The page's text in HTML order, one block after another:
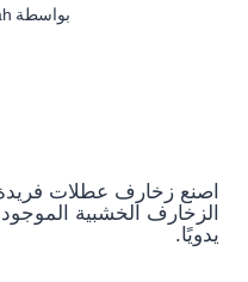
بواسطة
اصنع زخارف عطلات
الزخارف الخشبية
يدويًا.